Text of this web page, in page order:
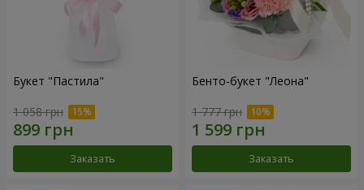
Букет "Пастила"
1 058 грн
Заказать
Бенто-букет "Леона"
1 777 грн
Заказать